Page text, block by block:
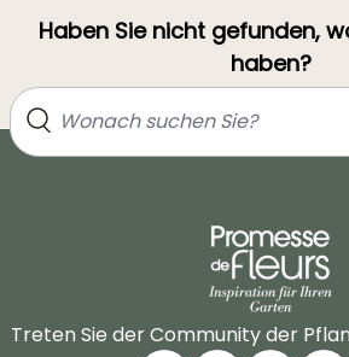
Haben Sie nicht gefunden,
haben?
Treten Sie der Community der